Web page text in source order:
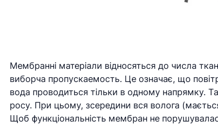
Мембранні матеріали відносяться до числа
виборча пропускаемость. Це означає, що
вода проводиться тільки в одному напрямку.
росу. При цьому, зсередини вся волога
Щоб функціональність мембран не